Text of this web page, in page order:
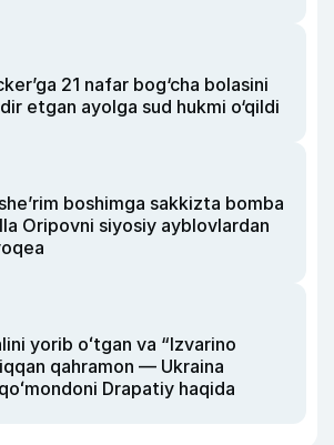
21 nafar bog‘cha bolasini
etgan ayolga sud hukmi o‘qildi
boshimga sakkizta bomba
Oripovni siyosiy ayblovlardan
yorib oʻtgan va “Izvarino
qahramon — Ukraina
Drapatiy haqida